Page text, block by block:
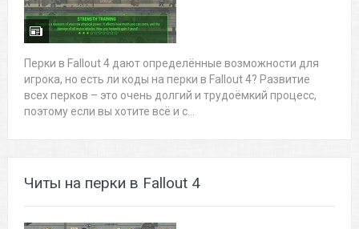
Перки в Fallout 4 дают определённые возможности для
игрока, но есть ли коды на перки в Fallout 4? Развитие
всех перков – это очень долгий и трудоёмкий процесс,
поэтому если вы хотите всё и с...
Читы на перки в Fallout 4